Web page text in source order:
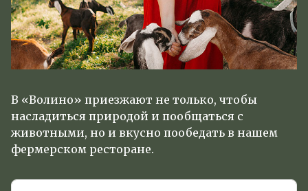
В «Волино» приезжают не только, чтобы
насладиться природой и пообщаться с
животными, но и вкусно пообедать в нашем
фермерском ресторане.